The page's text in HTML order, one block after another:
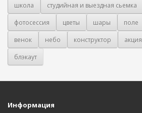
школа
студийная и выездная сьемка
фотосессия
цветы шары поле
венок
небо конструктор акция
блэкаут
Информация